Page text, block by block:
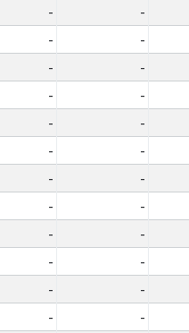
- -
- -
- -
- -
- -
- -
- -
- -
- -
- -
- -
- -